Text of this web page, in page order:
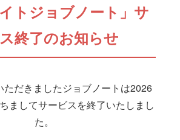
イトジョブノート」サ
終了のお知らせ
ただきましたジョブノートは2026
ましてサービスを終了いたしまし
た。